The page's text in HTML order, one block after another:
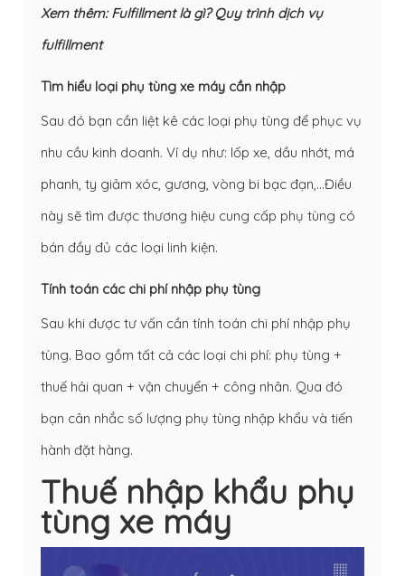
Xem thêm:Fulfillment là gì? Quy trình dịch vụ
fulfillment
Tìm hiểu loại phụ tùng xe máy cần nhập
Sau đó bạn cần liệt kê các loại phụ tùng để phục vụ
nhu cầu kinh doanh. Ví dụ như: lốp xe, dầu nhớt, má
phanh, ty giảm xóc, gương, vòng bi bạc đạn,…Điều
này sẽ tìm được thương hiệu cung cấp phụ tùng có
bán đầy đủ các loại linh kiện.
Tính toán các chi phí nhập phụ tùng
Sau khi được tư vấn cần tính toán chi phí nhập phụ
tùng. Bao gồm tất cả các loại chi phí: phụ tùng +
thuế hải quan + vận chuyển + công nhân. Qua đó
bạn cân nhắc số lượng phụ tùng nhập khẩu và tiến
hành đặt hàng.
Thuế nhập khẩu phụ
tùng xe máy